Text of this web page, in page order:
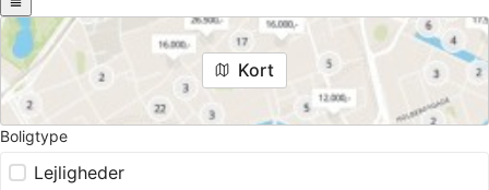
Kort
Boligtype
Lejligheder